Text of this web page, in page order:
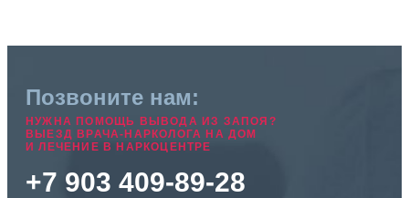
Позвоните нам:
НУЖНА ПОМОЩЬ ВЫВОДА ИЗ ЗАПОЯ?
ВЫЕЗД ВРАЧА-НАРКОЛОГА НА ДОМ
И ЛЕЧЕНИЕ В НАРКОЦЕНТРЕ
+7 903 409-89-28